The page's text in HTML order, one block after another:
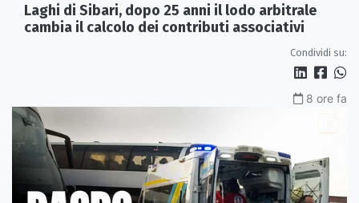
Laghi di Sibari, dopo 25 anni il lodo arbitrale
cambia il calcolo dei contributi associativi
Condividi su:
8 ore fa